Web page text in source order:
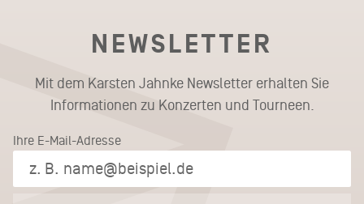
NEWSLETTER
Mit dem Karsten Jahnke Newsletter erhalten Sie
Informationen zu Konzerten und Tourneen.
Ihre E-Mail-Adresse